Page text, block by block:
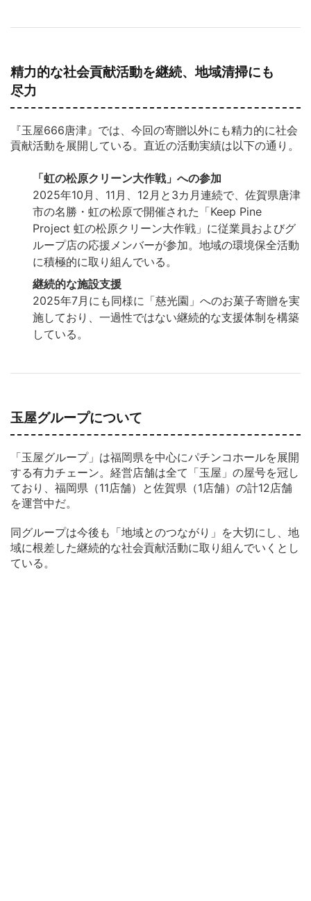
精力的な社会貢献活動を継続、地域清掃にも
尽力
『玉屋666唐津』では、今回の寄贈以外にも精力的に社会
貢献活動を展開している。直近の活動実績は以下の通り。
「虹の松原クリーン大作戦」への参加
2025年10月、11月、12月と3カ月連続で、佐賀県唐津
市の名勝・虹の松原で開催された「Keep Pine
Project 虹の松原クリーン大作戦」に従業員およびグ
ループ店の応援メンバーが参加。地域の環境保全活動
に積極的に取り組んでいる。
継続的な施設支援
2025年7月にも同様に「慈光園」へのお菓子寄贈を実
施しており、一過性ではない継続的な支援体制を構築
している。
玉屋グループについて
「玉屋グループ」は福岡県を中心にパチンコホールを展開
する有力チェーン。経営店舗は全て「玉屋」の屋号を冠し
ており、福岡県（11店舗）と佐賀県（1店舗）の計12店舗
を運営中だ。
同グループは今後も「地域とのつながり」を大切にし、地
域に根差した継続的な社会貢献活動に取り組んでいくとし
ている。